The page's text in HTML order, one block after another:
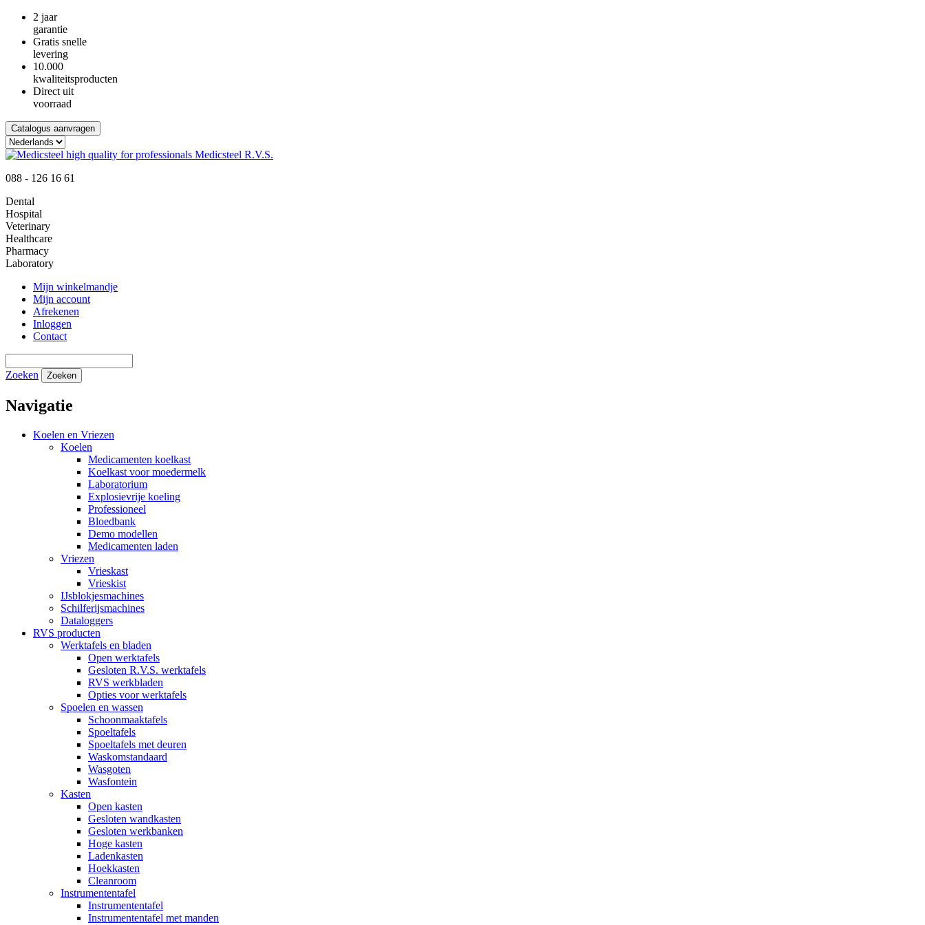
2 jaar
garantie
Gratis snelle
levering
10.000
kwaliteitsproducten
Direct uit
voorraad
Catalogus aanvragen
088 - 126 16 61
Dental
Hospital
Veterinary
Healthcare
Pharmacy
Laboratory
Mijn winkelmandje
Mijn account
Afrekenen
Inloggen
Contact
Zoeken Zoeken
Navigatie
Koelen en Vriezen
Koelen
Medicamenten koelkast
Koelkast voor moedermelk
Laboratorium
Explosievrije koeling
Professioneel
Bloedbank
Demo modellen
Medicamenten laden
Vriezen
Vrieskast
Vrieskist
IJsblokjesmachines
Schilferijsmachines
Dataloggers
RVS producten
Werktafels en bladen
Open werktafels
Gesloten R.V.S. werktafels
RVS werkbladen
Opties voor werktafels
Spoelen en wassen
Schoonmaaktafels
Spoeltafels
Spoeltafels met deuren
Waskomstandaard
Wasgoten
Wasfontein
Kasten
Open kasten
Gesloten wandkasten
Gesloten werkbanken
Hoge kasten
Ladenkasten
Hoekkasten
Cleanroom
Instrumententafel
Instrumententafel
Instrumententafel met manden